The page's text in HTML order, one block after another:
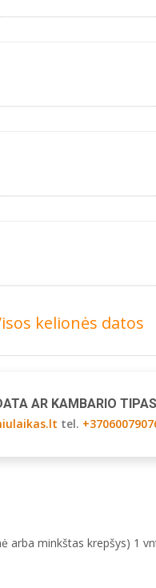
kelionės datos
AR KAMBARIO
tel.
arba minkštas krepšys) 1